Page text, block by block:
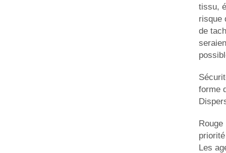
tissu,
risque
de
forme
Les